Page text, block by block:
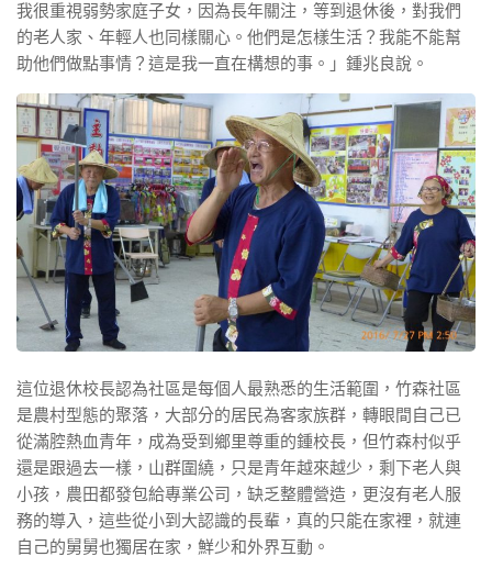
我很重視弱勢家庭子女，因為長年關注，等到退休後，對我們
的老人家、年輕人也同樣關心。他們是怎樣生活？我能不能幫
助他們做點事情？這是我一直在構想的事。」鍾兆良說。
這位退休校長認為社區是每個人最熟悉的生活範圍，竹森社區
是農村型態的聚落，大部分的居民為客家族群，轉眼間自己已
從滿腔熱血青年，成為受到鄉里尊重的鍾校長，但竹森村似乎
還是跟過去一樣，山群圍繞，只是青年越來越少，剩下老人與
小孩，農田都發包給專業公司，缺乏整體營造，更沒有老人服
務的導入，這些從小到大認識的長輩，真的只能在家裡，就連
自己的舅舅也獨居在家，鮮少和外界互動。